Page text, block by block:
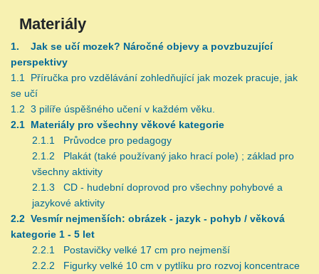
Materiály
1. Jak se učí mozek? Náročné objevy a povzbuzující
perspektivy
1.1 Příručka pro vzdělávání zohledňující jak mozek pracuje, jak
se učí
1.2 3 pilíře úspěšného učení v každém věku.
2.1 Materiály pro všechny věkové kategorie
2.1.1 Průvodce pro pedagogy
2.1.2 Plakát (také používaný jako hrací pole) ; základ pro
všechny aktivity
2.1.3 CD - hudební doprovod pro všechny pohybové a
jazykové aktivity
2.2 Vesmír nejmenších: obrázek - jazyk - pohyb / věková
kategorie 1 - 5 let
2.2.1 Postavičky velké 17 cm pro nejmenší
2.2.2 Figurky velké 10 cm v pytlíku pro rozvoj koncentrace